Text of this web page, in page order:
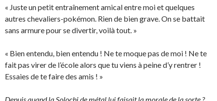
« Juste un petit entraînement amical entre moi et quelques
autres chevaliers-pokémon. Rien de bien grave. On se battait
sans armure pour se divertir, voilà tout. »
« Bien entendu, bien entendu ! Ne te moque pas de moi ! Ne te
fait pas virer de l’école alors que tu viens à peine d’y rentrer !
Essaies de te faire des amis ! »